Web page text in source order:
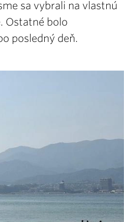
sa vybrali na vlastnú
Ostatné bolo
posledný deň.